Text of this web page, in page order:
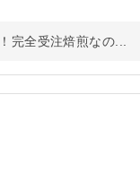
完全受注焙煎なの...